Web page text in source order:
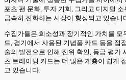
포츠 팬 문화, 투자 기회, 그리고 디지털
급속히 진화하는 시장이 형성되고 있습니
수집가들은 희소성과 장기적인 가치를 모
드, 경기에서 사용된 기념품 카드 등을 점
술의 발전으로 인해 진위 확인, 등급 평가
츠 트레이딩 카드는 더 많은 계층이 쉽게
고 있습니다.